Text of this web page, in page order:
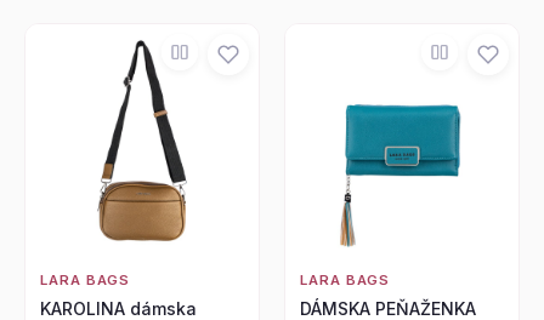
LARA BAGS
KAROLINA dámska
LARA BAGS
DÁMSKA PEŇAŽENKA